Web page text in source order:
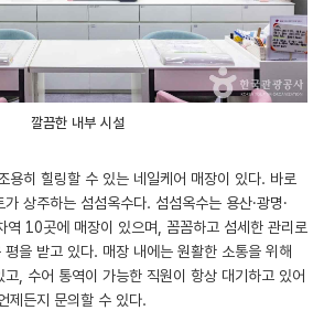
깔끔한 내부 시설
용히 힐링할 수 있는 네일케어 매장이 있다. 바로
상주하는 섬섬옥수다. 섬섬옥수는 용산·광명·
역 10곳에 매장이 있으며, 꼼꼼하고 섬세한 관리로
을 받고 있다. 매장 내에는 원활한 소통을 위해
, 수어 통역이 가능한 직원이 항상 대기하고 있어
제든지 문의할 수 있다.